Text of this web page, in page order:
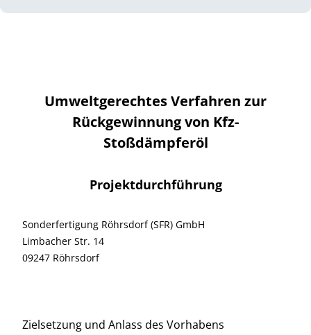
Umweltgerechtes Verfahren zur
Rückgewinnung von Kfz-
Stoßdämpferöl
Projektdurchführung
Sonderfertigung Röhrsdorf (SFR) GmbH
Limbacher Str. 14
09247 Röhrsdorf
Zielsetzung und Anlass des Vorhabens